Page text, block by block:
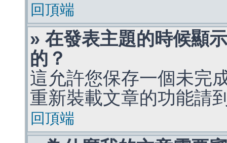
回頂端
» 在發表主題的時候顯
的？
這允許您保存一個未完
重新裝載文章的功能請
回頂端